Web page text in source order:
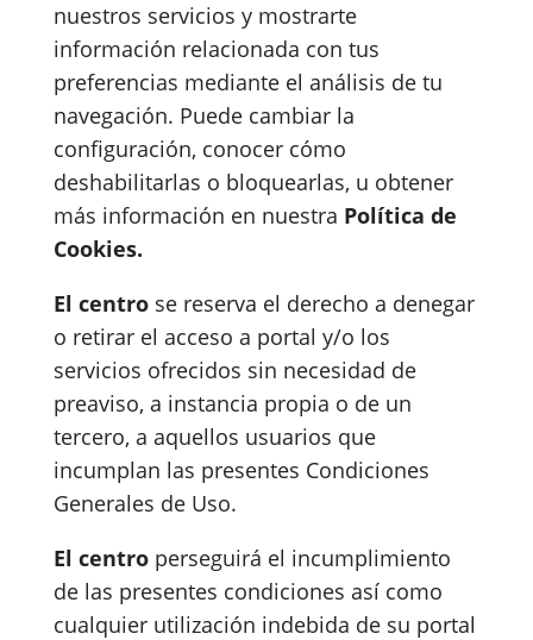
nuestros servicios y mostrarte
información relacionada con tus
preferencias mediante el análisis de tu
navegación. Puede cambiar la
configuración, conocer cómo
deshabilitarlas o bloquearlas, u obtener
más información en nuestra Política de
Cookies.
El centro se reserva el derecho a denegar
o retirar el acceso a portal y/o los
servicios ofrecidos sin necesidad de
preaviso, a instancia propia o de un
tercero, a aquellos usuarios que
incumplan las presentes Condiciones
Generales de Uso.
El centroperseguirá el incumplimiento
de las presentes condiciones así como
cualquier utilización indebida de su portal